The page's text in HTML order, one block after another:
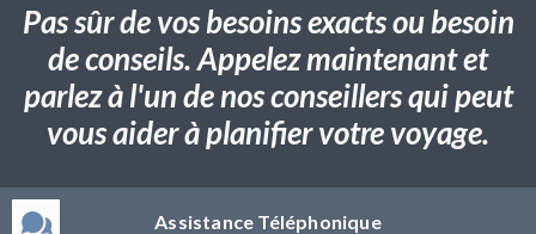
Pas sûr de vos besoins exacts ou besoin
de conseils. Appelez maintenant et
parlez à l'un de nos conseillers qui peut
vous aider à planifier votre voyage.
Assistance Téléphonique